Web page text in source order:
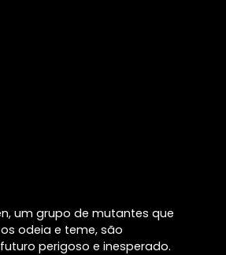
um grupo de mutantes que
odeia e teme, são
perigoso e inesperado.